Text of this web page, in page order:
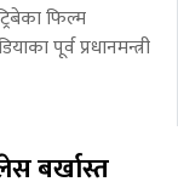
फिल्म
पूर्व प्रधानमन्त्री
बर्खास्त